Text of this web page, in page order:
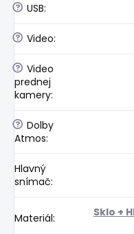
? USB:
? Video:
? Video
prednej
kamery:
? Dolby
Atmos:
Hlavný
snímač:
Materiál:
Sklo +